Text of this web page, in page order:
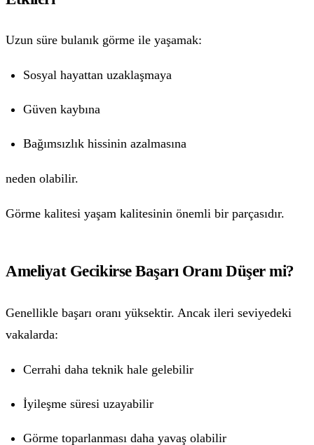
Uzun süre bulanık görme ile yaşamak:
Sosyal hayattan uzaklaşmaya
Güven kaybına
Bağımsızlık hissinin azalmasına
neden olabilir.
Görme kalitesi yaşam kalitesinin önemli bir parçasıdır.
Ameliyat Gecikirse Başarı Oranı Düşer mi?
Genellikle başarı oranı yüksektir. Ancak ileri seviyedeki
vakalarda:
Cerrahi daha teknik hale gelebilir
İyileşme süresi uzayabilir
Görme toparlanması daha yavaş olabilir